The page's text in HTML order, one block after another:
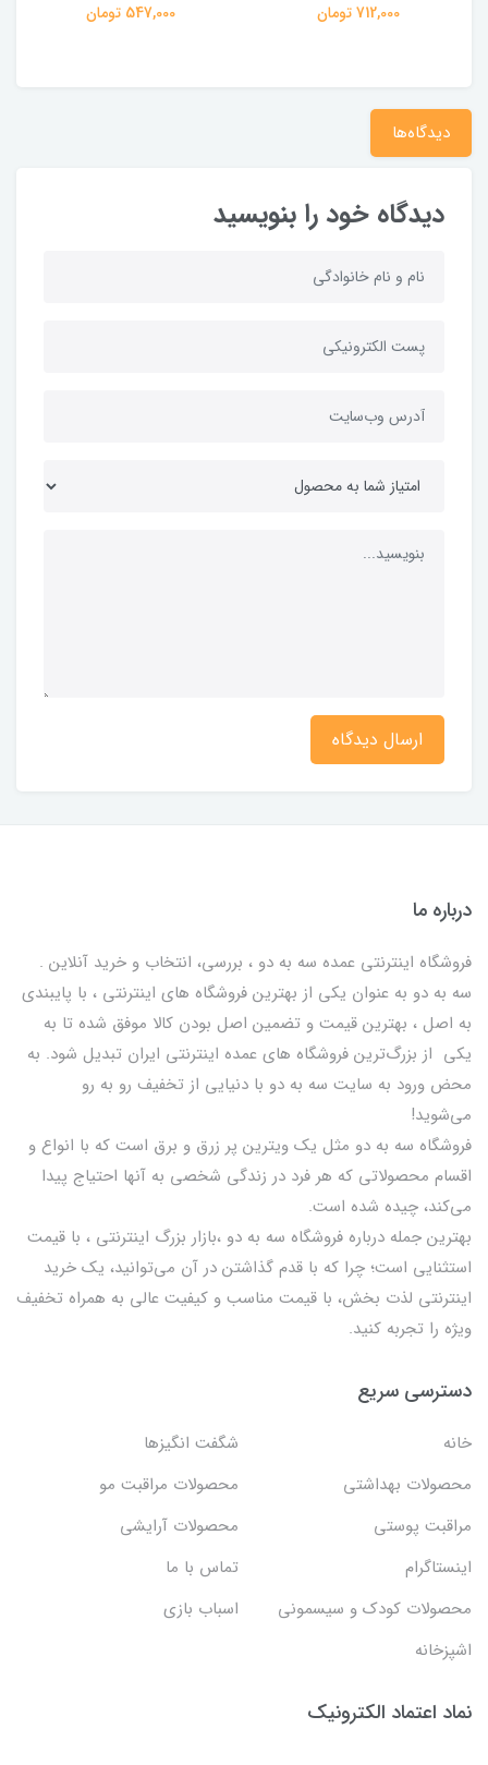
712,000 تومان 547,000 تومان
دیدگاه‌ها
دیدگاه خود را بنویسید
ارسال دیدگاه
درباره ما
فروشگاه اینترنتی عمده سه به دو ، بررسی، انتخاب و خرید آنلاین .
سه به دو به عنوان یکی از بهترين فروشگاه های اینترنتی ، با پایبندی
به اصل ، بهترين قيمت و تضمین اصل‌ بودن کالا موفق شده تا به
يكي از بزرگ‌ترين فروشگاه هاي عمده اینترنتی ایران تبدیل شود. به
محض ورود به سایت سه به دو با دنیایی از تخفيف رو به رو
می‌شوید!
فروشگاه سه به دو مثل یک ویترین پر زرق و برق است که با انواع و
اقسام محصولاتی که هر فرد در زندگی شخصی به آنها احتیاج پیدا
می‌کند، چیده شده است.
بهترين جمله درباره فروشگاه سه به دو ،بازار بزرگ اینترنتی ، با قيمت
استثنايي است؛ چرا که با قدم گذاشتن در آن می‌توانید، یک خرید
اینترنتی لذت بخش، با قیمت مناسب و کیفیت عالی به همراه تخفیف
ویژه را تجربه کنید.
دسترسی سریع
خانه
شگفت انگيزها
محصولات بهداشتي
محصولات مراقبت مو
مراقبت پوستی
محصولات آرایشی
اینستاگرام
تماس با ما
محصولات کودک و سیسمونی
اسباب بازی
اشپزخانه
نماد اعتماد الکترونیک